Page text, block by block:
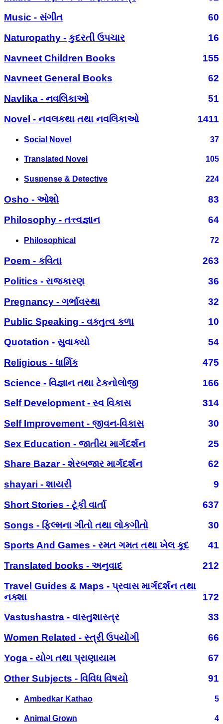
Music - સંગીત
60
Naturopathy - કુદરતી ઉપચાર
16
Navneet Children Books
155
Navneet General Books
62
Navlika - નવલિકાઓ
51
Novel - નવલકથા તથા નવલિકાઓ
1411
Social Novel 37
Translated Novel 105
Suspense & Detective 224
Osho - ઓશો
83
Philosophy - તત્ત્વજ્ઞાન
64
Philosophical 72
Poem - કવિતા
263
Politics - રાજકારણ
36
Pregnancy - ગર્ભાવસ્થા
32
Public Speaking - વક્તુત્વ કળા
10
Quotation - સુવાક્યો
54
Religious - ધાર્મિક
475
Science - વિજ્ઞાન તથા ટેકનોલોજી
166
Self Development - સ્વ વિકાસ
314
Self Improvement - જીવન-વિકાસ
30
Sex Education - જાતીય માર્ગદર્શન
25
Share Bazar - શેરબજાર માર્ગદર્શન
62
shayari - શાયરી
9
Short Stories - ટૂંકી વાર્તા
637
Songs - ફિલ્મના ગીતો તથા લોકગીતો
30
Sports And Games - રમત ગમત તથા ખેલ કૂદ
41
Translated books - અનુવાદ
212
Travel Guides & Maps - પ્રવાસ માર્ગદર્શન તથા
નક્શા
172
Vastushastra - વાસ્તુશાસ્ત્ર
33
Women Related - સ્ત્રી ઉપયોગી
66
Yoga - યોગ તથા પ્રાણાયામ
67
Other Subjects - વિવિધ વિષયો
91
Ambedkar Kathao 5
Animal Grown 4